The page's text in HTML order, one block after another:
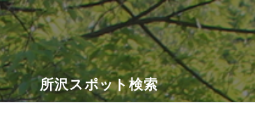
所沢スポット検索